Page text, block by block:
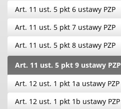
Art. 11 ust. 5 pkt 6 ustawy PZP
Art. 11 ust. 5 pkt 7 ustawy PZP
Art. 11 ust. 5 pkt 8 ustawy PZP
Art. 11 ust. 5 pkt 9 ustawy PZP
Art. 12 ust. 1 pkt 1a ustawy PZP
Art. 12 ust. 1 pkt 1b ustawy PZP